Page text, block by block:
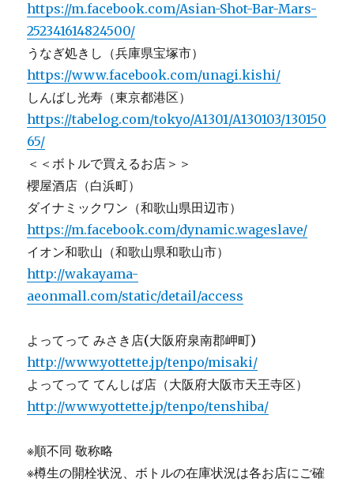
https://m.facebook.com/Asian-Shot-Bar-Mars-
252341614824500/
うなぎ処きし（兵庫県宝塚市）
https://www.facebook.com/unagi.kishi/
しんばし光寿（東京都港区）
https://tabelog.com/tokyo/A1301/A130103/130150
65/
＜＜ボトルで買えるお店＞＞
櫻屋酒店（白浜町）
ダイナミックワン（和歌山県田辺市）
https://m.facebook.com/dynamic.wageslave/
イオン和歌山（和歌山県和歌山市）
http://wakayama-
aeonmall.com/static/detail/access
よってって みさき店(大阪府泉南郡岬町)
http://www.yottette.jp/tenpo/misaki/
よってって てんしば店（大阪府大阪市天王寺区）
http://www.yottette.jp/tenpo/tenshiba/
※順不同 敬称略
※樽生の開栓状況、ボトルの在庫状況は各お店にご確